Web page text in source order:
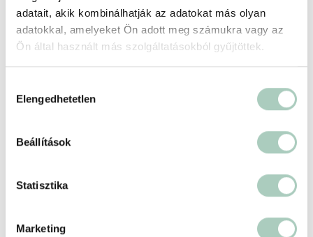
adatait, akik kombinálhatják az adatokat más olyan
adatokkal, amelyeket Ön adott meg számukra vagy az
Ön által használt más szolgáltatásokból gyűjtöttek.
kiválasztása
Elengedhetetlen
Beállítások
Statisztika
Marketing
https://tenapod.shop/
© 1987–2026 HERE, IGN, Deutschland